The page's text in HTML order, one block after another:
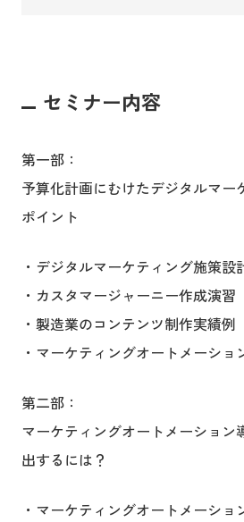
セミナー内容
第一部：
予算化計画にむけたデジタルマー
ポイント
・デジタルマーケティング施策設
・カスタマージャーニー作成演習
・製造業のコンテンツ制作実績例
・マーケティングオートメーショ
第二部：
マーケティングオートメーショ
出するには？
・マーケティングオートメーショ